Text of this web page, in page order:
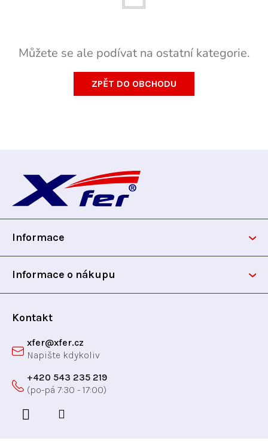
Můžete se ale podívat na ostatní kategorie.
ZPĚT DO OBCHODU
p
Informace
Informace o nákupu
Kontakt
xfer@xfer.cz
+420 543 235 219